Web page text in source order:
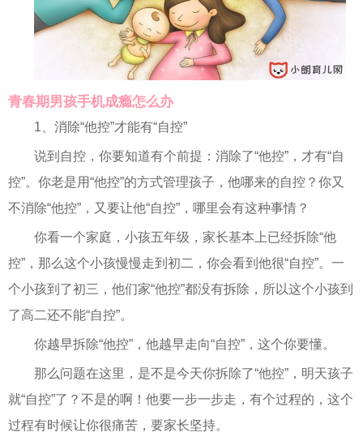
青春期男孩手机成瘾怎么办
1、消除“他控”才能有“自控”
说到自控，你要知道有个前提：消除了“他控”，才有“自
控”。你老是用“他控”的方式管理孩子，他哪来的自控？你又
不消除“他控”，又要让他“自控”，哪里会有这种事情？
你看一个家庭，小孩五年级，家长基本上已经拆除“他
控”，那么这个小孩慢慢走到初二，你会看到他很“自控”。一
个小孩到了初三，他们家“他控”都没有拆除，所以这个小孩到
了高二还不能“自控”。
你越早拆除“他控”，他越早走向“自控”，这个你要懂。
那么问题在这里，是不是今天你拆除了“他控”，明天孩子
就“自控”了？不是的啊！他要一步一步走，有个过程的，这个
过程有时候让你很痛苦，要家长坚持。